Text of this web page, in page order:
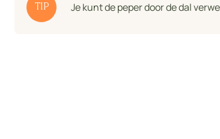
TIP Je kunt de peper door de dal